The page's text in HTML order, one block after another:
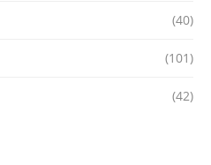
(40)
(101)
(42)